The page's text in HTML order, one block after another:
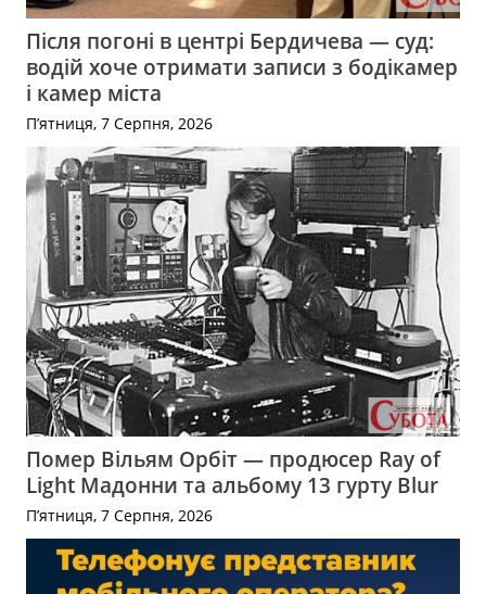
Після погоні в центрі Бердичева — суд:
водій хоче отримати записи з бодікамер
і камер міста
П’ятниця, 7 Серпня, 2026
Помер Вільям Орбіт — продюсер Ray of
Light Мадонни та альбому 13 гурту Blur
П’ятниця, 7 Серпня, 2026